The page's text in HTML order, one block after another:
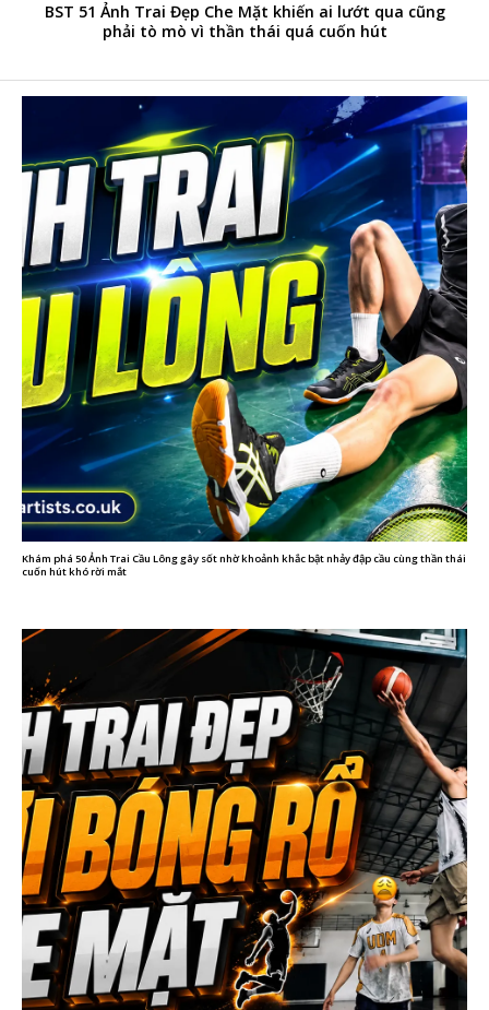
BST 51 Ảnh Trai Đẹp Che Mặt khiến ai lướt qua cũng
phải tò mò vì thần thái quá cuốn hút
Khám phá 50 Ảnh Trai Cầu Lông gây sốt nhờ khoảnh khắc bật nhảy đập cầu cùng thần thái
cuốn hút khó rời mắt